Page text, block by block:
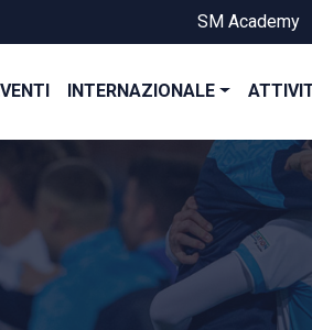
SM Academy
INTERNAZIONALE